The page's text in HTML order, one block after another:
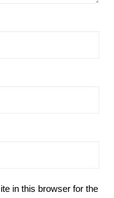
in this browser for the